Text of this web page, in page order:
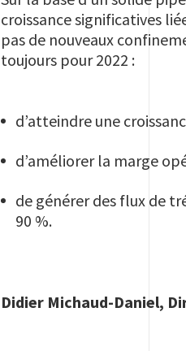
croissance significatives
pas de nouveaux
toujours pour 2022 :
d’atteindre une
d’améliorer la marge
de générer des flux de
90 %.
Didier Michaud-Daniel,